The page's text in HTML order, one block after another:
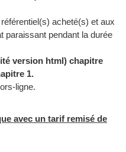
acheté(s) et aux
paraissant pendant la durée
version html) chapitre
1.
ligne.
avec un tarif remisé de